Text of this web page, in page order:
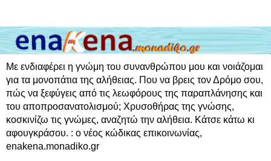
Με ενδιαφέρει η γνώμη του συνανθρώπου μου και νοιάζομαι
για τα μονοπάτια της αλήθειας. Που να βρεις τον Δρόμο σου,
πώς να ξεφύγεις από τις λεωφόρους της παραπλάνησης και
του αποπροσανατολισμού; Χρυσοθήρας της γνώσης,
κοσκινίζω τις γνώμες, αναζητώ την αλήθεια. Κάτσε κάτω κι
αφουγκράσου. : ο νέος κώδικας επικοινωνίας,
enakena.monadiko.gr